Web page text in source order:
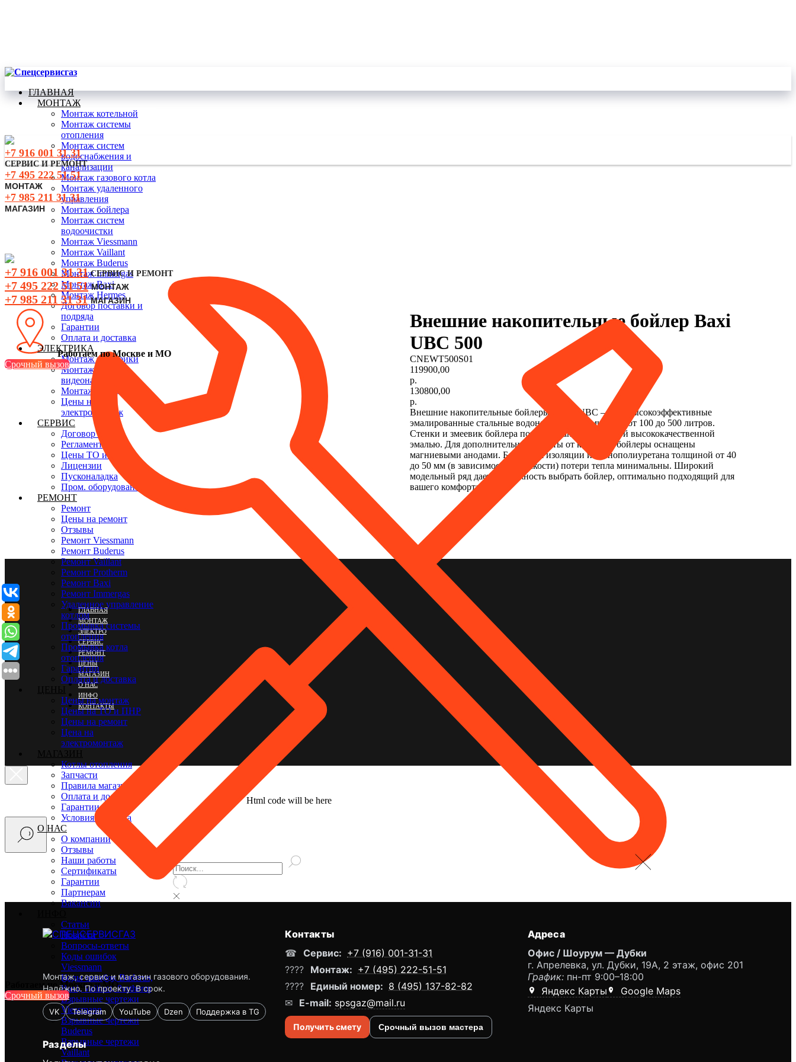
ГЛАВНАЯ
МОНТАЖ
Монтаж котельной
Монтаж системы
отопления
Монтаж систем
водоснабжения и
канализации
Монтаж газового котла
Монтаж удаленного
управления
Монтаж бойлера
Монтаж систем
водоочистки
Монтаж Viessmann
Монтаж Vaillant
Монтаж Buderus
Монтаж Immergas
Монтаж Baxi
Монтаж Hermes
Договор поставки и
подряда
Гарантии
Оплата и доставка
ЭЛЕКТРИКА
Монтаж электрики
Монтаж
видеонаблюдения
Монтаж СКУД
Цены на
электромонтаж
СЕРВИС
Договор ТО
Регламент
Цены ТО и ПНР
Лицензии
Пусконаладка
Пром. оборудование
РЕМОНТ
Ремонт
Цены на ремонт
Отзывы
Ремонт Viessmann
Ремонт Buderus
Ремонт Vaillant
Ремонт Protherm
Ремонт Baxi
Ремонт Immergas
Удаленное управление
котлом
Промывка системы
отопления
Промывка котла
отопления
Гарантии
Оплата и доставка
Цены на монтаж
Цены на ТО и ПНР
Цены на ремонт
Цена на
электромонтаж
Котлы отопления
Запчасти
Правила магазина
Оплата и доставка
Гарантии
Условия возврата
О НАС
О компании
Отзывы
Наши работы
Сертификаты
Гарантии
Партнерам
Вакансии
Статьи
Новости
Вопросы-ответы
Коды ошибок
Viessmann
Коды ошибок Buderus,
Baxi, Vaillant, Protherm
Взрывные чертежи
Viessmann
Взрывные чертежи
Buderus
Взрывные чертежи
Vaillant
+7 916 001 31 31
СЕРВИС И РЕМОНТ
+7 495 222 51 51
МОНТАЖ
+7 985 211 31 31
МАГАЗИН
Работаем по Москве и МО
Срочный вызов
+7 916 001 31 31СЕРВИС И РЕМОНТ
+7 495 222 51 51 МОНТАЖ
+7 985 211 31 31 МАГАЗИН
Работаем по Москве и МО
Срочный вызов
Внешние накопительные бойлер Baxi
UBC 500
CNEWT500S01
119900,00
р.
130800,00
р.
Внешние накопительные бойлеры серии UBС — это высокоэффективные
эмалированные стальные водонагреватели емкостью от 100 до 500 литров.
Стенки и змеевик бойлера покрыты запатентованной высококачественной
эмалью. Для дополнительной защиты от коррозии бойлеры оснащены
магниевыми анодами. Благодаря изоляции из пенополиуретана толщиной от 40
до 50 мм (в зависимости от емкости) потери тепла минимальны. Широкий
модельный ряд дает возможность выбрать бойлер, оптимально подходящий для
вашего комфорта.
ГЛАВНАЯ
МОНТАЖ
ЭЛЕКТРО
СЕРВИС
РЕМОНТ
ЦЕНЫ
МАГАЗИН
О НАС
ИНФО
КОНТАКТЫ
Html code will be here
Монтаж, сервис и магазин газового оборудования.
Надёжно. По проекту. В срок.
VK Telegram YouTube Dzen Поддержка в TG
Контакты
☎
Сервис: +7 (916) 001-31-31
???? Монтаж: +7 (495) 222-51-51
???? Единый номер: 8 (495) 137-82-82
✉ E-mail: spsgaz@mail.ru
Получить смету Срочный вызов мастера
Адреса
Офис / Шоурум — Дубки
г. Апрелевка, ул. Дубки, 19А, 2 этаж, офис 201
График:пн-пт 9:00–18:00
Яндекс Карты
Google Maps
Яндекс Карты
Разделы